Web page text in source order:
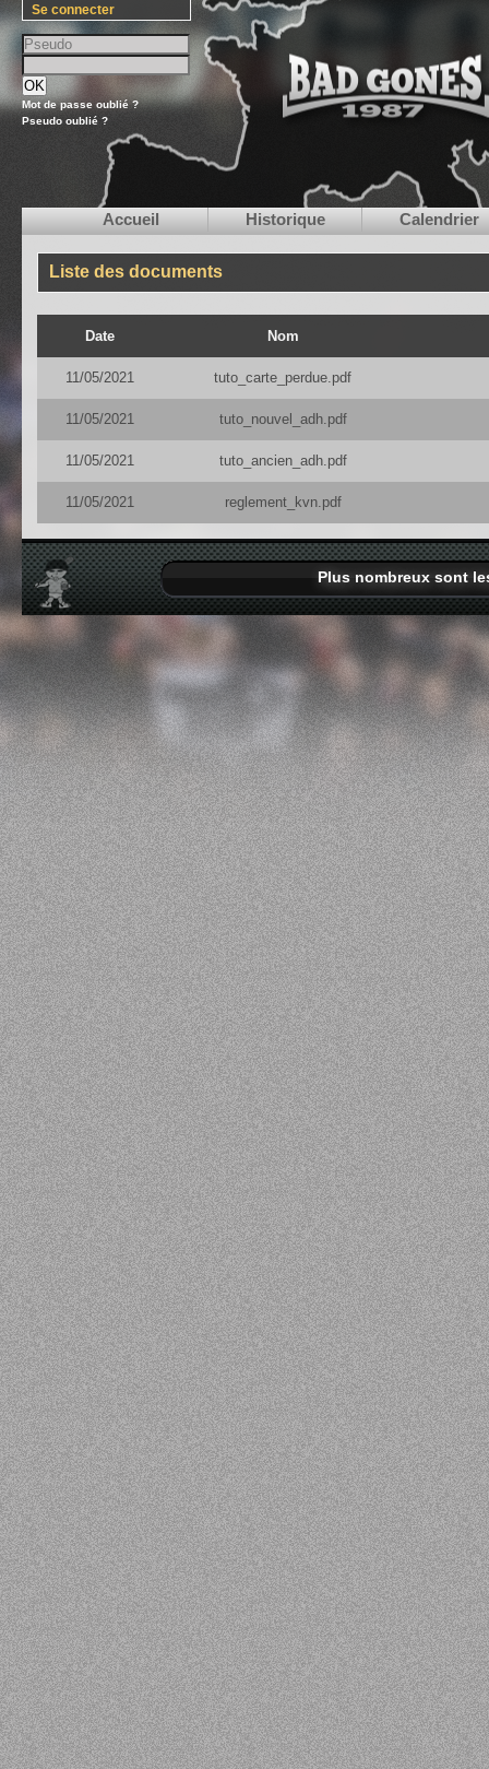
Se connecter
Mot de passe oublié ?
Pseudo oublié ?
Accueil Historique Calendrier
Liste des documents
Date Nom
11/05/2021 tuto_carte_perdue.pdf
11/05/2021 tuto_nouvel_adh.pdf
11/05/2021 tuto_ancien_adh.pdf
11/05/2021 reglement_kvn.pdf
Plus nombreux sont